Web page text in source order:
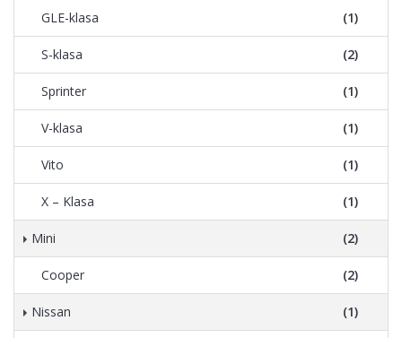
GLE-klasa (1)
S-klasa (2)
Sprinter (1)
V-klasa (1)
Vito (1)
X – Klasa (1)
Mini (2)
Cooper (2)
Nissan (1)